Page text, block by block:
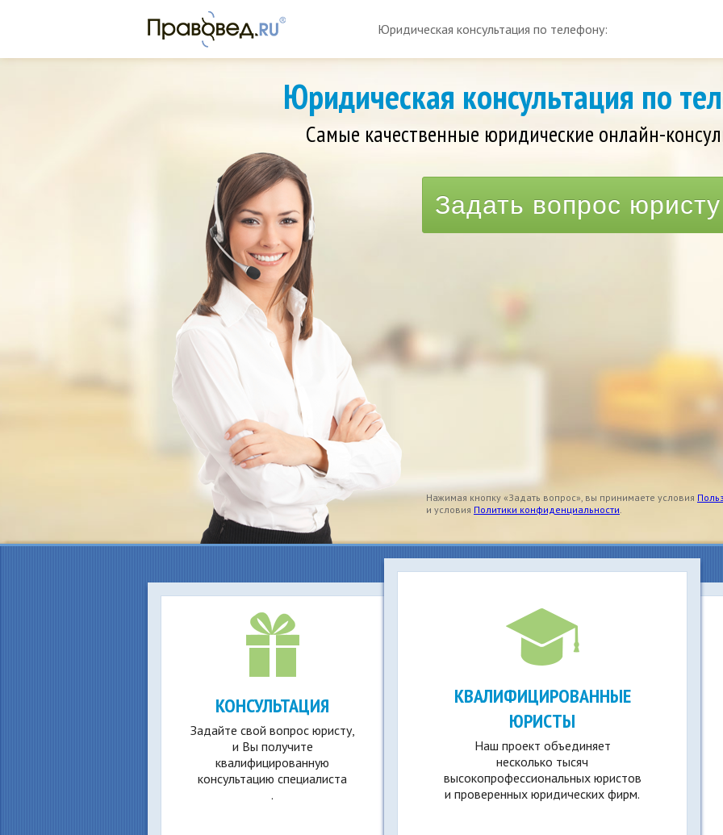
Юридическая консультация по телефону:
Юридическая консультация по
Самые качественные юридические онлайн-
Задать вопрос юристу
Нажимая кнопку «Задать вопрос», вы принимаете условия
и условия Политики конфиденциальности.
КОНСУЛЬТАЦИЯ
Задайте свой вопрос юристу,
и Вы получите
квалифицированную
консультацию специалиста
.
КВАЛИФИЦИРОВАННЫЕ
ЮРИСТЫ
Наш проект объединяет
несколько тысяч
высокопрофессиональных юристов
и проверенных юридических фирм.